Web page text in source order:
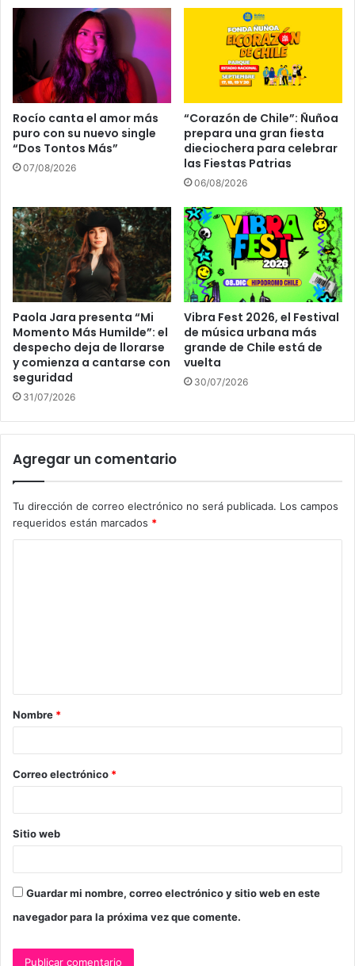
Rocío canta el amor más
puro con su nuevo single
“Dos Tontos Más”
07/08/2026
“Corazón de Chile”: Ñuñoa
prepara una gran fiesta
dieciochera para celebrar
las Fiestas Patrias
06/08/2026
Paola Jara presenta “Mi
Momento Más Humilde”: el
despecho deja de llorarse
y comienza a cantarse con
seguridad
31/07/2026
Vibra Fest 2026, el Festival
de música urbana más
grande de Chile está de
vuelta
30/07/2026
Agregar un comentario
Tu dirección de correo electrónico no será publicada. Los campos
requeridos están marcados *
a
r
*
Nombre *
Correo electrónico *
Sitio web
Guardar mi nombre, correo electrónico y sitio web en este
navegador para la próxima vez que comente.